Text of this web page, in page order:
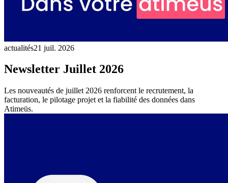
actualités21 juil. 2026
Newsletter Juillet 2026
Les nouveautés de juillet 2026 renforcent le recrutement, la
facturation, le pilotage projet et la fiabilité des données dans
Atimeüs.